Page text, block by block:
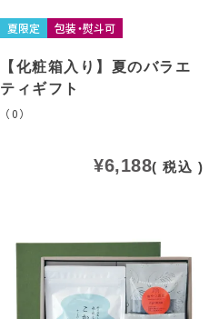
夏限定 包装・熨斗可
【化粧箱入り】夏のバラエ
ティギフト
（0）
¥6,188 税込